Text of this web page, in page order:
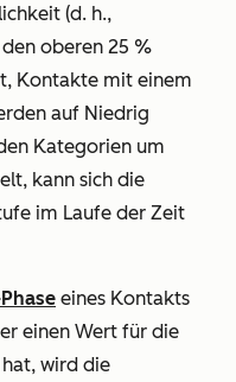
(d. h.,
oberen 25 %
Kontakte mit einem
auf Niedrig
Kategorien um
kann sich die
im Laufe der Zeit
eines Kontakts
einen Wert für die
hat, wird die